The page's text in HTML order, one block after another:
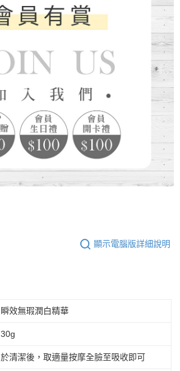
顯示電腦版詳細說明
瞬效無瑕潤白精華
30g
於清潔後，取適量按摩全臉至吸收即可